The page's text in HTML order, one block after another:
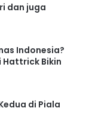
dan juga
Indonesia?
Hattrick Bikin
di Piala